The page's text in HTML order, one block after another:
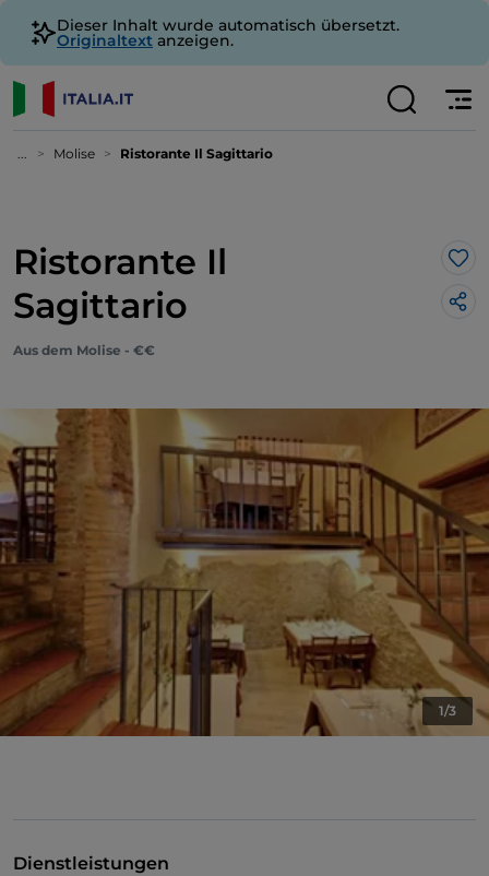
Dieser Inhalt wurde automatisch übersetzt.
Originaltext anzeigen.
... Molise Ristorante Il Sagittario
Ristorante Il
Sagittario
Aus dem Molise - €€
1/3
Dienstleistungen